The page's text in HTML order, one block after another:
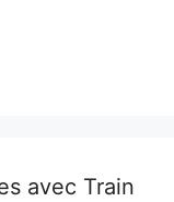
avec Train